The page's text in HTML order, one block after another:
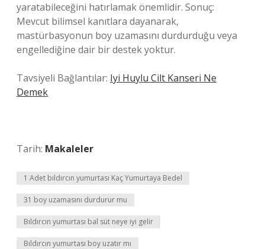
yaratabileceğini hatırlamak önemlidir. Sonuç:
Mevcut bilimsel kanıtlara dayanarak,
mastürbasyonun boy uzamasını durdurduğu veya
engellediğine dair bir destek yoktur.
Tavsiyeli Bağlantılar: Iyi Huylu Cilt Kanseri Ne
Demek
Tarih: Makaleler
1 Adet bıldırcın yumurtası Kaç Yumurtaya Bedel
31 boy uzamasını durdurur mu
Bıldırcın yumurtası bal süt neye iyi gelir
Bıldırcın yumurtası boy uzatır mı